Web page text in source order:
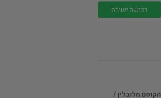
רכישה ישירה
הקוסם מלובלין /